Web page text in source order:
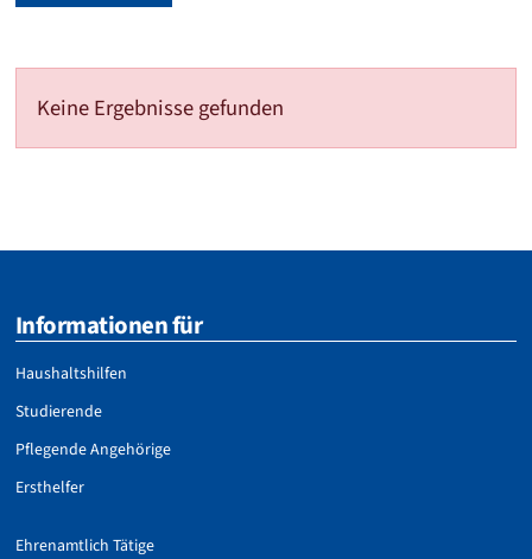
Keine Ergebnisse gefunden
Informationen für
Haushaltshilfen
Studierende
Pflegende Angehörige
Ersthelfer
Ehrenamtlich Tätige